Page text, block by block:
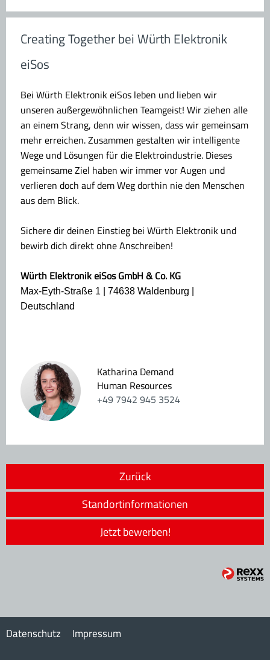
Creating Together bei Würth Elektronik
eiSos
Bei Würth Elektronik eiSos leben und lieben wir
unseren außergewöhnlichen Teamgeist! Wir ziehen alle
an einem Strang, denn wir wissen, dass wir gemeinsam
mehr erreichen. Zusammen gestalten wir intelligente
Wege und Lösungen für die Elektroindustrie. Dieses
gemeinsame Ziel haben wir immer vor Augen und
verlieren doch auf dem Weg dorthin nie den Menschen
aus dem Blick.
Sichere dir deinen Einstieg bei Würth Elektronik und
bewirb dich direkt ohne Anschreiben!
Würth Elektronik eiSos GmbH & Co. KG
Max-Eyth-Straße 1 | 74638 Waldenburg |
Deutschland
Katharina Demand
Human Resources
+49 7942 945 3524
Standortinformationen
Zurück
Jetzt bewerben!
Datenschutz Impressum